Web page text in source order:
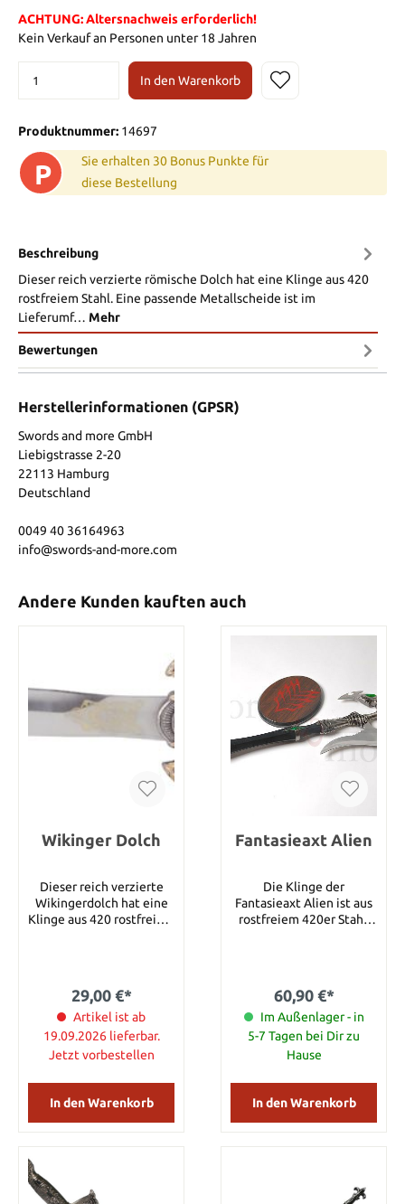
ACHTUNG: Altersnachweis erforderlich!
Kein Verkauf an Personen unter 18 Jahren
In den Warenkorb
Produktnummer: 14697
P
Sie erhalten 30 Bonus Punkte für
diese Bestellung
Beschreibung
Dieser reich verzierte römische Dolch hat eine Klinge aus 420
rostfreiem Stahl. Eine passende Metallscheide ist im
Lieferumf… Mehr
Bewertungen
Herstellerinformationen (GPSR)
Swords and more GmbH
Liebigstrasse 2-20
22113 Hamburg
Deutschland
0049 40 36164963
info@swords-and-more.com
Andere Kunden kauften auch
Wikinger Dolch
Dieser reich verzierte
Wikingerdolch hat eine
Klinge aus 420 rostfreiem
32 cm.
29,00 €*
Artikel ist ab
19.09.2026 lieferbar.
Jetzt vorbestellen
In den Warenkorb
Fantasieaxt Alien
Die Klinge der
Fantasieaxt Alien ist aus
rostfreiem 420er Stahl.
Holzwandplatte
geliefert. Details:
Gesamtlänge: 52 cm
60,90 €*
Im Außenlager - in
5-7 Tagen bei Dir zu
Hause
In den Warenkorb